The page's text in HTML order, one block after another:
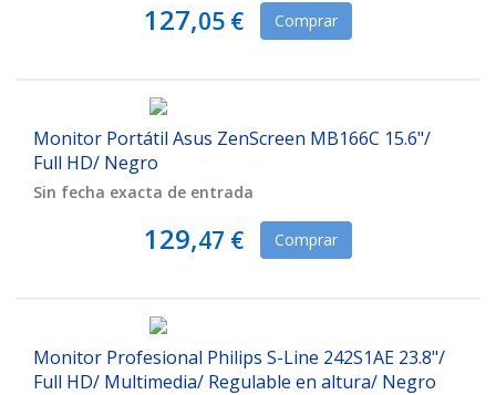
127,05 € Comprar
Monitor Portátil Asus ZenScreen MB166C 15.6"/
Full HD/ Negro
Sin fecha exacta de entrada
129,47 € Comprar
Monitor Profesional Philips S-Line 242S1AE 23.8"/
Full HD/ Multimedia/ Regulable en altura/ Negro